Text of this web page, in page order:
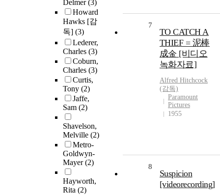
Delmer(3)
Howard
Hawks [감
독] (3)
Lederer,
Charles (3)
Coburn,
Charles (3)
Curtis,
Tony (2)
Jaffe,
Sam (2)
Shavelson,
Melville (2)
Metro-
Goldwyn-
Mayer(2)
Hayworth,
Rita (2)
7
TO CATCH A
THIEF = 泥棒
成金 [비디오
녹화자료]
Alfred Hitchcock
(감독)
Paramount
Pictures
1955
8
Suspicion
[videorecording]